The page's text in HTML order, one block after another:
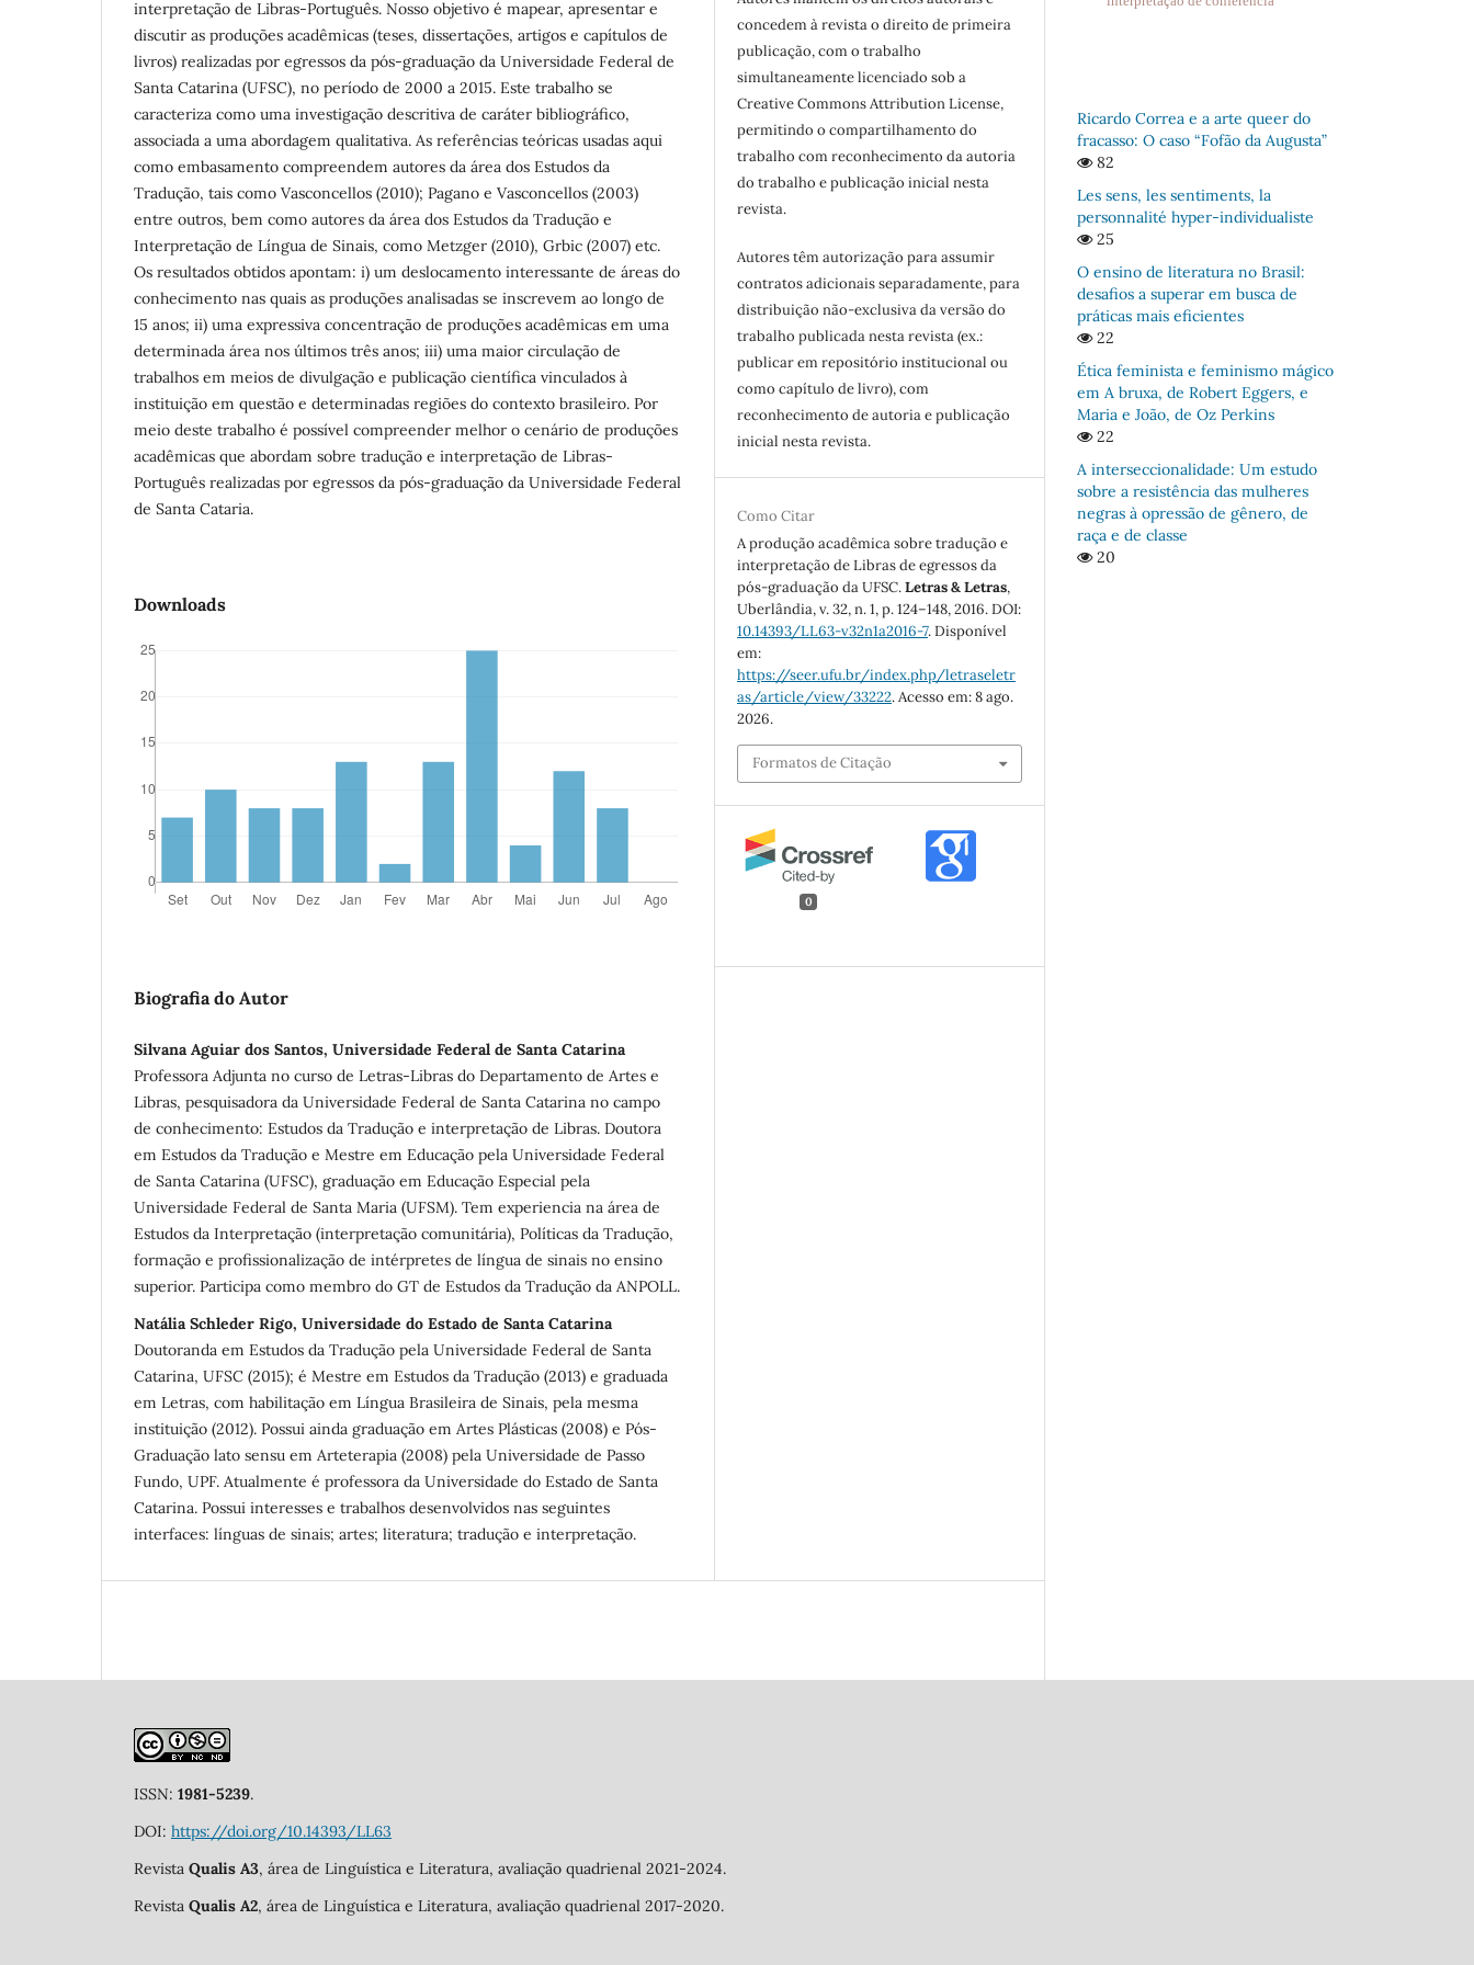
interpretação de Libras-Português. Nosso objetivo é mapear, apresentar e
discutir as produções acadêmicas (teses, dissertações, artigos e capítulos de
livros) realizadas por egressos da pós-graduação da Universidade Federal de
Santa Catarina (UFSC), no período de 2000 a 2015. Este trabalho se
caracteriza como uma investigação descritiva de caráter bibliográfico,
associada a uma abordagem qualitativa. As referências teóricas usadas aqui
como embasamento compreendem autores da área dos Estudos da
Tradução, tais como Vasconcellos (2010); Pagano e Vasconcellos (2003)
entre outros, bem como autores da área dos Estudos da Tradução e
Interpretação de Língua de Sinais, como Metzger (2010), Grbic (2007) etc.
Os resultados obtidos apontam: i) um deslocamento interessante de áreas do
conhecimento nas quais as produções analisadas se inscrevem ao longo de
15 anos; ii) uma expressiva concentração de produções acadêmicas em uma
determinada área nos últimos três anos; iii) uma maior circulação de
trabalhos em meios de divulgação e publicação científica vinculados à
instituição em questão e determinadas regiões do contexto brasileiro. Por
meio deste trabalho é possível compreender melhor o cenário de produções
acadêmicas que abordam sobre tradução e interpretação de Libras-
Português realizadas por egressos da pós-graduação da Universidade Federal
de Santa Cataria.
Downloads
Biografia do Autor
Silvana Aguiar dos Santos, Universidade Federal de Santa Catarina
Professora Adjunta no curso de Letras-Libras do Departamento de Artes e
Libras, pesquisadora da Universidade Federal de Santa Catarina no campo
de conhecimento: Estudos da Tradução e interpretação de Libras. Doutora
em Estudos da Tradução e Mestre em Educação pela Universidade Federal
de Santa Catarina (UFSC), graduação em Educação Especial pela
Universidade Federal de Santa Maria (UFSM). Tem experiencia na área de
Estudos da Interpretação (interpretação comunitária), Políticas da Tradução,
formação e profissionalização de intérpretes de língua de sinais no ensino
superior. Participa como membro do GT de Estudos da Tradução da ANPOLL.
Natália Schleder Rigo, Universidade do Estado de Santa Catarina
Doutoranda em Estudos da Tradução pela Universidade Federal de Santa
Catarina, UFSC (2015); é Mestre em Estudos da Tradução (2013) e graduada
em Letras, com habilitação em Língua Brasileira de Sinais, pela mesma
instituição (2012). Possui ainda graduação em Artes Plásticas (2008) e Pós-
Graduação lato sensu em Arteterapia (2008) pela Universidade de Passo
Fundo, UPF. Atualmente é professora da Universidade do Estado de Santa
Catarina. Possui interesses e trabalhos desenvolvidos nas seguintes
interfaces: línguas de sinais; artes; literatura; tradução e interpretação.
concedem à revista o direito de primeira
publicação, com o trabalho
simultaneamente licenciado sob a
Creative Commons Attribution License,
permitindo o compartilhamento do
trabalho com reconhecimento da autoria
do trabalho e publicação inicial nesta
revista.
Autores têm autorização para assumir
contratos adicionais separadamente, para
distribuição não-exclusiva da versão do
trabalho publicada nesta revista (ex.:
publicar em repositório institucional ou
como capítulo de livro), com
reconhecimento de autoria e publicação
inicial nesta revista.
Como Citar
A produção acadêmica sobre tradução e
interpretação de Libras de egressos da
pós-graduação da UFSC.Letras & Letras,
Uberlândia, v. 32, n. 1, p. 124–148, 2016. DOI:
10.14393/LL63-v32n1a2016-7. Disponível
em:
https://seer.ufu.br/index.php/letraseletr
as/article/view/33222. Acesso em: 8 ago.
2026.
Formatos de Citação
0
Ricardo Correa e a arte queer do
fracasso: O caso “Fofão da Augusta”
82
Les sens, les sentiments, la
personnalité hyper-individualiste
25
O ensino de literatura no Brasil:
desafios a superar em busca de
práticas mais eficientes
22
Ética feminista e feminismo mágico
em A bruxa, de Robert Eggers, e
Maria e João, de Oz Perkins
22
A interseccionalidade: Um estudo
sobre a resistência das mulheres
negras à opressão de gênero, de
raça e de classe
20
ISSN: 1981-5239.
DOI: https://doi.org/10.14393/LL63
Revista Qualis A3, área de Linguística e Literatura, avaliação quadrienal 2021-2024.
Revista Qualis A2, área de Linguística e Literatura, avaliação quadrienal 2017-2020.